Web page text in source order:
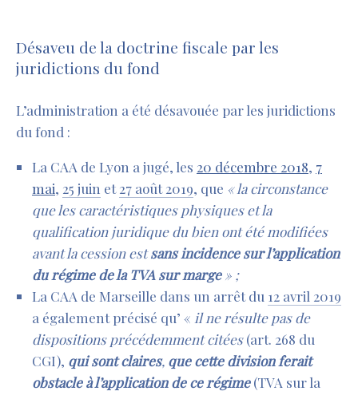
Désaveu de la doctrine fiscale par les
juridictions du fond
L’administration a été désavouée par les juridictions
du fond :
La CAA de Lyon a jugé, les 20 décembre 2018, 7
mai, 25 juin et27 août 2019, que «la circonstance
que les caractéristiques physiques et la
qualification juridique du bien ont été modifiées
avant la cession estsans incidence sur l’application
du régime de la TVA sur marge» ;
La CAA de Marseille dans un arrêt du 12 avril 2019
a également précisé qu’ « il ne résulte pas de
dispositions précédemment citées(art. 268 du
CGI), qui sont claires, que cette division ferait
obstacleà l’application de ce régime(TVA sur la